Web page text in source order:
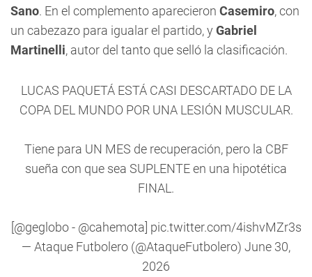
Sano. En el complemento aparecieron Casemiro, con
un cabezazo para igualar el partido, y Gabriel
Martinelli, autor del tanto que selló la clasificación.
LUCAS PAQUETÁ ESTÁ CASI DESCARTADO DE LA
COPA DEL MUNDO POR UNA LESIÓN MUSCULAR.
Tiene para UN MES de recuperación, pero la CBF
sueña con que sea SUPLENTE en una hipotética
FINAL.
@geglobo- @cahemota pic.twitter.com/4ishvMZr3s
— Ataque Futbolero (@AtaqueFutbolero) June 30,
2026